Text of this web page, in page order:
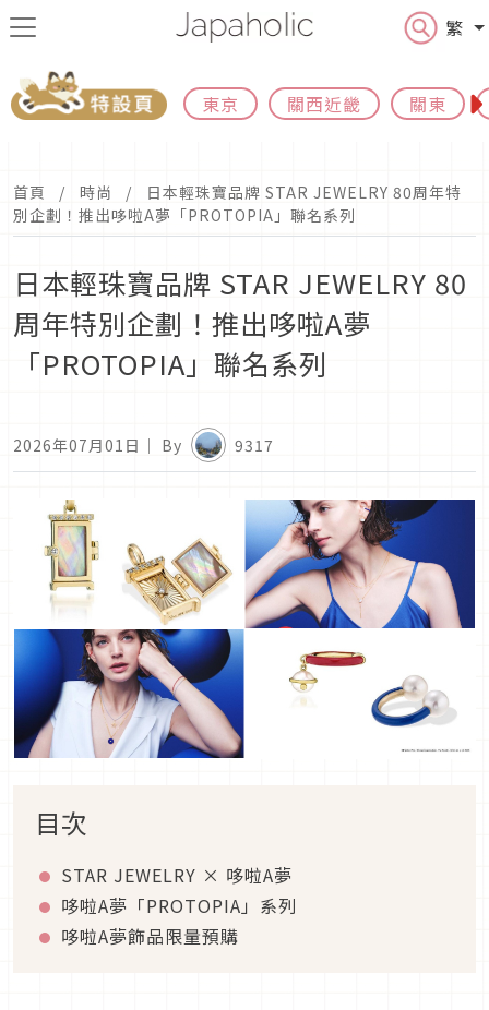
繁
東京 關西近畿 關東
首頁 時尚
日本輕珠寶品牌 STAR JEWELRY 80周年特
別企劃！推出哆啦A夢「PROTOPIA」聯名系列
日本輕珠寶品牌 STAR JEWELRY 80
周年特別企劃！推出哆啦A夢
「PROTOPIA」聯名系列
2026年07月01日 ｜ By 9317
目次
STAR JEWELRY × 哆啦A夢
哆啦A夢「PROTOPIA」系列
哆啦A夢飾品限量預購